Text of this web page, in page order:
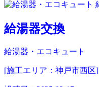
給湯器交換
給湯器・エコキュート
[施工エリア：神戸市西区]